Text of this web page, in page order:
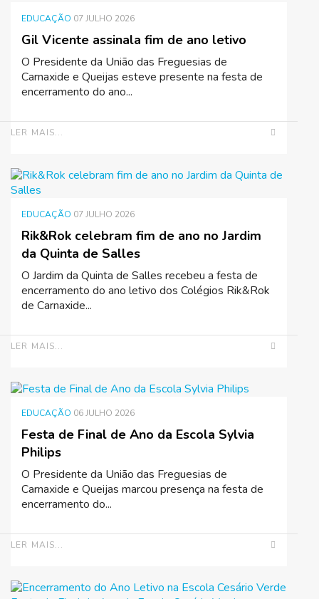
Gil Vicente assinala fim de ano letivo
EDUCAÇÃO 07 JULHO 2026
O Presidente da União das Freguesias de
Carnaxide e Queijas esteve presente na festa de
encerramento do ano...
LER MAIS...
Rik&Rok celebram fim de ano no Jardim
da Quinta de Salles
EDUCAÇÃO 07 JULHO 2026
O Jardim da Quinta de Salles recebeu a festa de
encerramento do ano letivo dos Colégios Rik&Rok
de Carnaxide...
LER MAIS...
Festa de Final de Ano da Escola Sylvia
Philips
EDUCAÇÃO 06 JULHO 2026
O Presidente da União das Freguesias de
Carnaxide e Queijas marcou presença na festa de
encerramento do...
LER MAIS...